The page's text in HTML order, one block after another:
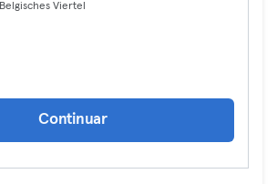
Belgisches Viertel
Continuar